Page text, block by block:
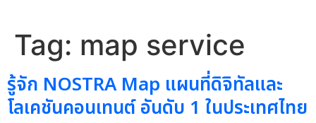
Tag: map service
รู้จัก NOSTRA Map แผนที่ดิจิทัลและ
โลเคชันคอนเทนต์ อันดับ 1 ในประเทศไทย